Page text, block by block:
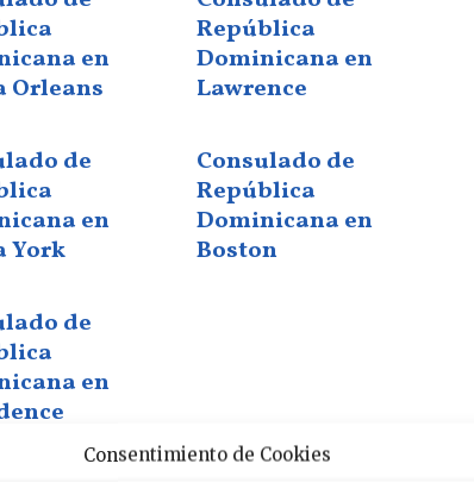
Consentimiento de Cookies
en
Orleans
República
Dominicana en
Lawrence
de
en
York
Consulado de
República
Dominicana en
Boston
de
en